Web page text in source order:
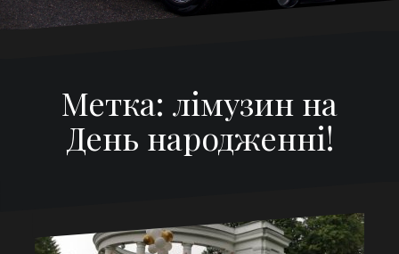
Метка: лімузин на
День народженні!